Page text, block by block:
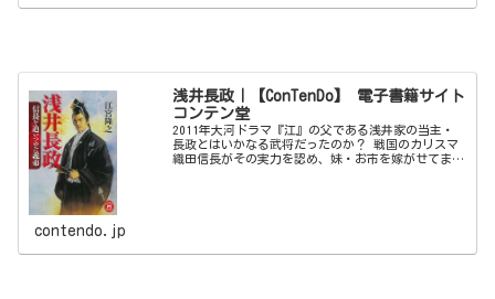
浅井長政｜【ConTenDo】 電子書籍サイト
コンテン堂
2011年大河ドラマ『江』の父である浅井家の当主・
長政とはいかなる武将だったのか？ 戦国のカリスマ
織田信長がその実力を認め、妹・お市を嫁がせてまで
contendo.jp